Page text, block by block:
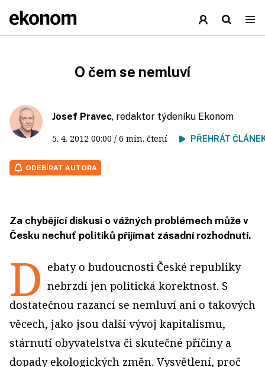
O čem se nemluví
Josef Pravec, redaktor týdeníku Ekonom
5. 4. 2012 00:00 / 6 min. čtení PŘEHRÁT
ODEBÍRAT AUTORA
Za chybějící diskusi o vážných problémech může v
Česku nechuť politiků přijímat zásadní rozhodnutí.
D ebaty o budoucnosti České republiky
nebrzdí jen politická korektnost. S
dostatečnou razancí se nemluví ani o takových
věcech, jako jsou další vývoj kapitalismu,
stárnutí obyvatelstva či skutečné příčiny a
dopady ekologických změn. Vysvětlení, proč